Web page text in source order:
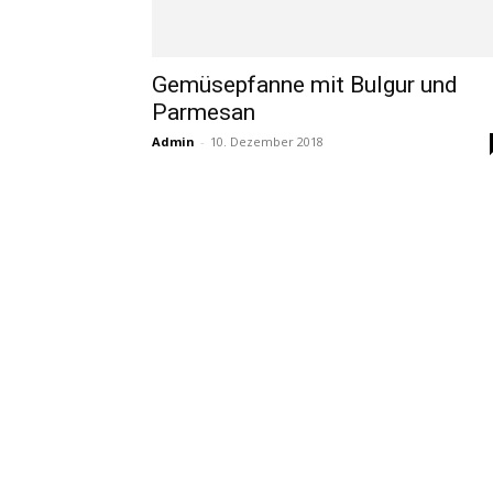
Gemüsepfanne mit Bulgur und
Parmesan
Admin - 10. Dezember 2018